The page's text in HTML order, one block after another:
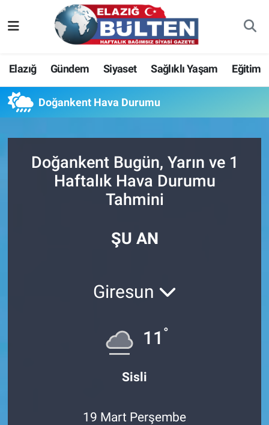
Elazığ Gündem Siyaset Sağlıklı Yaşam Eğitim
Doğankent Hava Durumu
Doğankent Bugün, Yarın ve 1
Haftalık Hava Durumu
Tahmini
ŞU AN
Giresun
11 °
Sisli
19 Mart Perşembe
Asayiş
Bilim-Teknoloji
Eğitim
Ekonomi
Elazığ
Sağlıklı Yaşam
Nöbetçi Eczaneler
Hava Durumu
Namaz Vakitleri
Trafik Durumu
Süper Lig Puan Durumu ve Fikstür
Son Dakika Haberleri